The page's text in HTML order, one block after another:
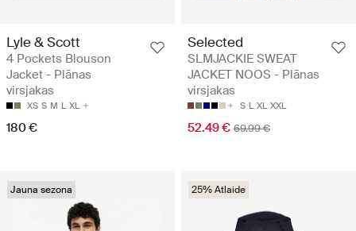
Lyle & Scott
4 Pockets Blouson
Jacket - Plānas
virsjakas
XS S M L XL
180 €
Selected
SLMJACKIE SWEAT
JACKET NOOS - Plānas
virsjakas
S L XL XXL
52.49 € 69.99 €
Jauna sezona 25% Atlaide